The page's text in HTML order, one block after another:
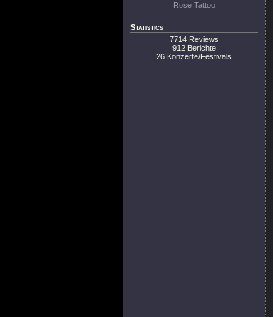
Rose Tattoo
Statistics
7714 Reviews
912 Berichte
26 Konzerte/Festivals